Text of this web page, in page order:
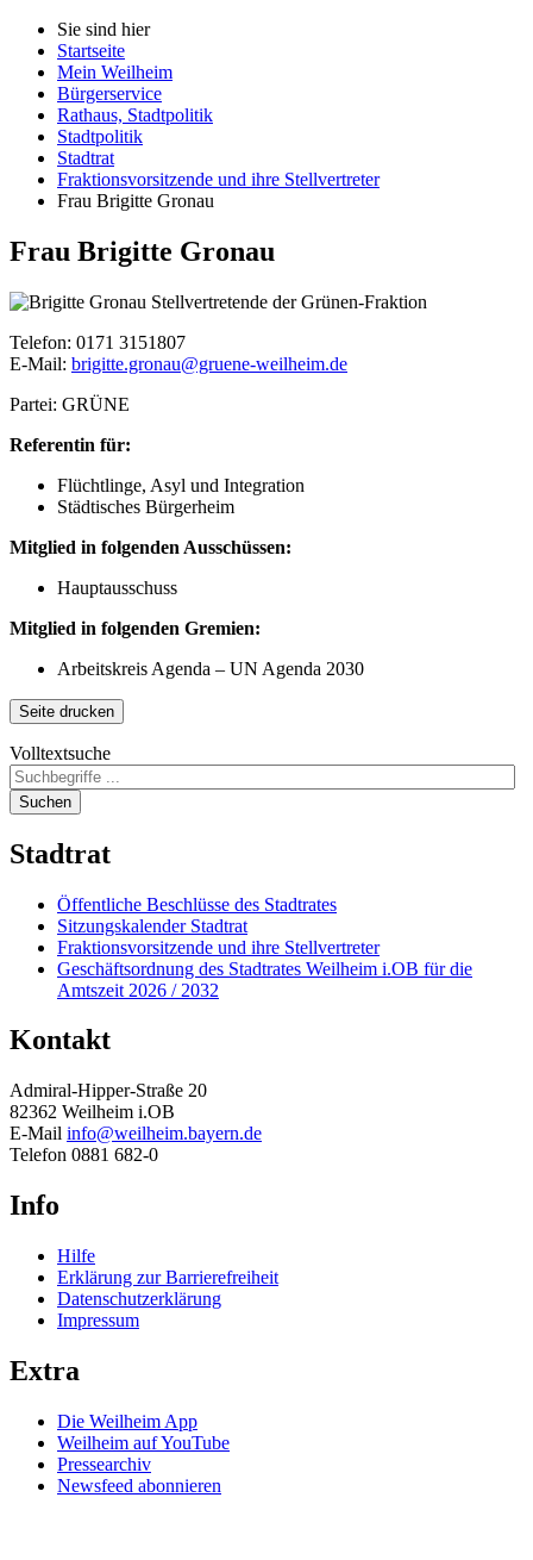
Sie sind hier
Startseite
Mein Weilheim
Bürgerservice
Rathaus, Stadtpolitik
Stadtpolitik
Stadtrat
Fraktionsvorsitzende und ihre Stellvertreter
Frau Brigitte Gronau
Frau Brigitte Gronau
Stellvertretende der Grünen-Fraktion
Telefon: 0171 3151807
E-Mail: brigitte.gronau@gruene-weilheim.de
Partei: GRÜNE
Referentin für:
Flüchtlinge, Asyl und Integration
Städtisches Bürgerheim
Mitglied in folgenden Ausschüssen:
Hauptausschuss
Mitglied in folgenden Gremien:
Arbeitskreis Agenda – UN Agenda 2030
Seite drucken
Volltextsuche
Suchen
Stadtrat
Öffentliche Beschlüsse des Stadtrates
Sitzungskalender Stadtrat
Fraktionsvorsitzende und ihre Stellvertreter
Geschäftsordnung des Stadtrates Weilheim i.OB für die
Amtszeit 2026 / 2032
Kontakt
Admiral-Hipper-Straße 20
82362 Weilheim i.OB
E-Mail info@weilheim.bayern.de
Telefon 0881 682-0
Info
Hilfe
Erklärung zur Barrierefreiheit
Datenschutzerklärung
Impressum
Extra
Die Weilheim App
Weilheim auf YouTube
Pressearchiv
Newsfeed abonnieren